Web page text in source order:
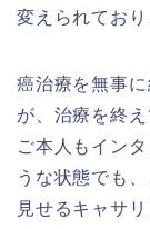
変えられてお
癌治療を無事
が、治療を終
ご本人もイン
うな状態でも
見せるキャサ